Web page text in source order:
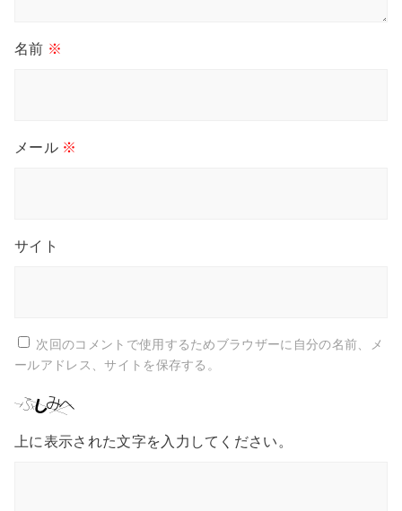
名前 ※
メール ※
サイト
次回のコメントで使用するためブラウザーに自分の名前、メ
ールアドレス、サイトを保存する。
上に表示された文字を入力してください。